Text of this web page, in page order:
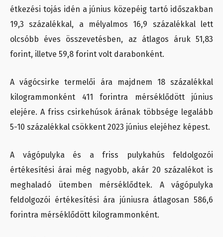
étkezési tojás idén a június közepéig tartó időszakban
19,3 százalékkal, a mélyalmos 16,9 százalékkal lett
olcsóbb éves összevetésben, az átlagos áruk 51,83
forint, illetve 59,8 forint volt darabonként.
A vágócsirke termelői ára majdnem 18 százalékkal
kilogrammonként 411 forintra mérséklődött június
elejére. A friss csirkehúsok árának többsége legalább
5-10 százalékkal csökkent 2023 június elejéhez képest.
A vágópulyka és a friss pulykahús feldolgozói
értékesítési árai még nagyobb, akár 20 százalékot is
meghaladó ütemben mérséklődtek. A vágópulyka
feldolgozói értékesítési ára júniusra átlagosan 586,6
forintra mérséklődött kilogrammonként.